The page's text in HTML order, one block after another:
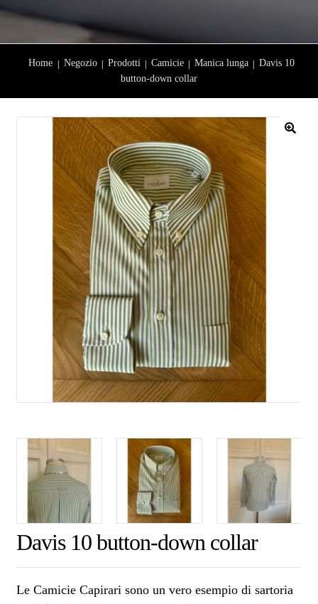
Home Negozio Prodotti Camicie Manica lunga
Davis 10
button-down collar
Davis 10 button-down collar
Le Camicie Capirari sono un vero esempio di sartoria